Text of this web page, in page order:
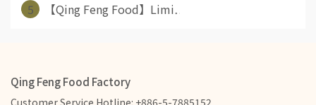
5
【Qing Feng Food】Limi⋯
Qing Feng Food Factory